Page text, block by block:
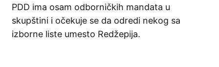
PDD ima osam odborničkih mandata u
skupštini i očekuje se da odredi nekog sa
izborne liste umesto Redžepija.